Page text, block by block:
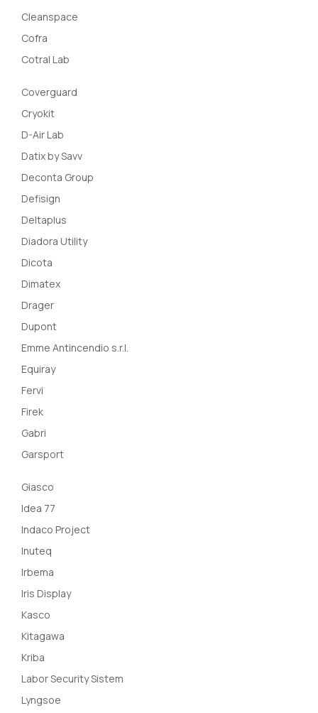
Cleanspace
Cofra
Cotral Lab
Coverguard
Cryokit
D-Air Lab
Datix by Savv
Deconta Group
Defisign
Deltaplus
Diadora Utility
Dicota
Dimatex
Drager
Dupont
Emme Antincendio s.r.l.
Equiray
Fervi
Firek
Gabri
Garsport
Giasco
Idea 77
Indaco Project
Inuteq
Irbema
Iris Display
Kasco
Kitagawa
Kriba
Labor Security Sistem
Lyngsoe